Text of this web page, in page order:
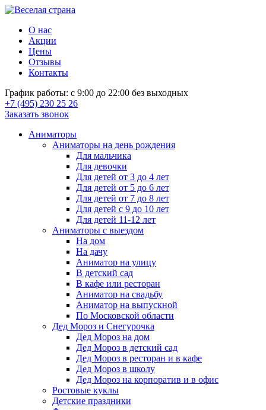
О нас
Акции
Цены
Отзывы
Контакты
График работы: с 9:00 до 22:00 без выходных
+7 (495) 230 25 26
Заказать звонок
Аниматоры
Аниматоры на день рождения
Для мальчика
Для девочки
Для детей от 3 до 4 лет
Для детей от 5 до 6 лет
Для детей от 7 до 8 лет
Для детей с 9 до 10 лет
Для детей 11-12 лет
Аниматоры с выездом
На дом
На дачу
Аниматор на улицу
В детский сад
В кафе или ресторан
Аниматор на свадьбу
Аниматор на выпускной
По Московской области
Дед Мороз и Снегурочка
Дед Мороз на дом
Дед Мороз в детский сад
Дед Мороз в ресторан и в кафе
Дед Мороз в школу
Дед Мороз на корпоратив и в офис
Ростовые куклы
Детские праздники